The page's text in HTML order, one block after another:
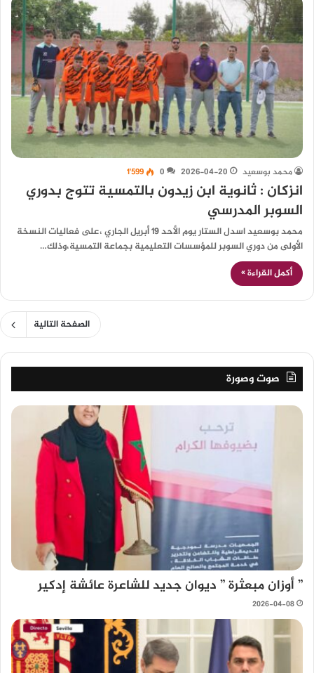
محمد بوسعيد 2026-04-20
0 1٬599
انزكان : ثانوية ابن زيدون بالتمسية تتوج بدوري
السوبر المدرسي
محمد بوسعيد اسدل الستار يوم الأحد 19 أبريل الجاري ،على فعاليات النسخة
الأولى من دوري السوبر للمؤسسات التعليمية بجماعة التمسية،وذلك…
أكمل القراءة »
الصفحة التالية
صوت وصورة
” أوزان مبعثرة ” ديوان جديد للشاعرة عائشة إدكير
2026-04-08